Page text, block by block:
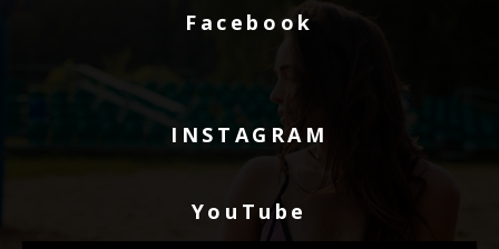
Facebook
INSTAGRAM
YouTube